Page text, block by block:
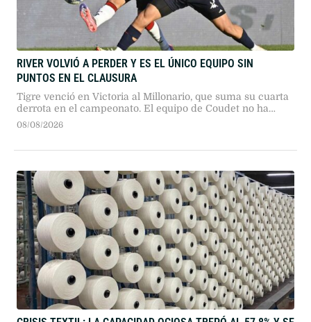
RIVER VOLVIÓ A PERDER Y ES EL ÚNICO EQUIPO SIN
PUNTOS EN EL CLAUSURA
Tigre venció en Victoria al Millonario, que suma su cuarta
derrota en el campeonato. El equipo de Coudet no ha
podido marcar goles desde que comenzó el torneo.
08/08/2026